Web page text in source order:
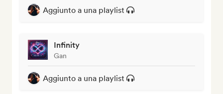
Aggiunto a una playlist
Infinity
Gan
Aggiunto a una playlist